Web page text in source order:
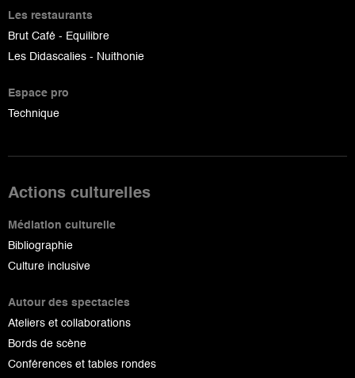
Les restaurants
Brut Café - Equilibre
Les Didascalies - Nuithonie
Espace pro
Technique
Actions culturelles
Médiation culturelle
Bibliographie
Culture inclusive
Autour des spectacles
Ateliers et collaborations
Bords de scène
Conférences et tables rondes